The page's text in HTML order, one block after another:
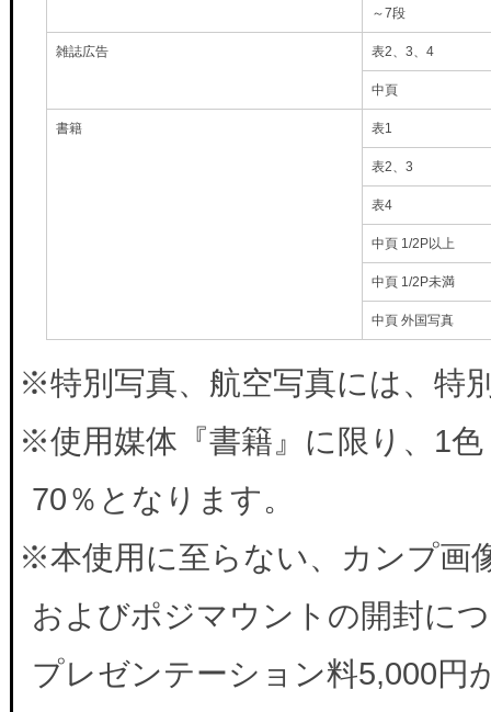
～7段
雑誌広告 表2、3、4
中頁
書籍 表1
表2、3
表4
中頁 1/2P以上
中頁 1/2P未満
中頁 外国写真
※特別写真、航空写真には、特
※使用媒体『書籍』に限り、1
70％となります。
※本使用に至らない、カンプ画
およびポジマウントの開封に
プレゼンテーション料5,000円